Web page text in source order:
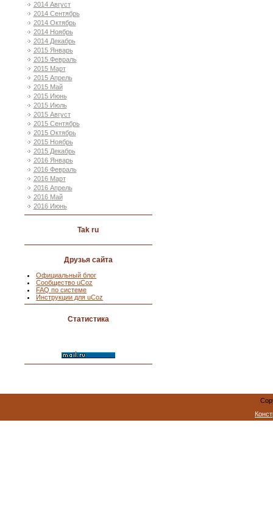
2014 Август
2014 Сентябрь
2014 Октябрь
2014 Ноябрь
2014 Декабрь
2015 Январь
2015 Февраль
2015 Март
2015 Апрель
2015 Май
2015 Июнь
2015 Июль
2015 Август
2015 Сентябрь
2015 Октябрь
2015 Ноябрь
2015 Декабрь
2016 Январь
2016 Февраль
2016 Март
2016 Апрель
2016 Май
2016 Июнь
Tak ru
Друзья сайта
Официальный блог
Сообщество uCoz
FAQ по системе
Инструкции для uCoz
Статистика